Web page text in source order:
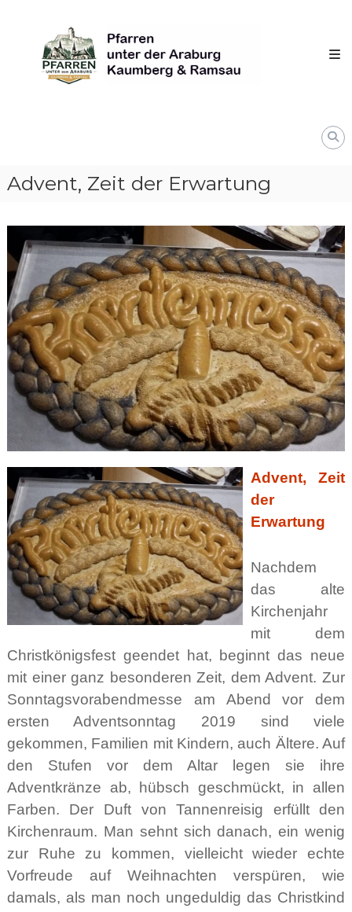
content
unter
derAraburg
Kaumberg
Advent, Zeit der Erwartung
Advent, Zeit
der
Erwartung
Nachdem
das alte
Kirchenjahr
mit dem
Christkönigsfest geendet hat, beginnt das neue
mit einer ganz besonderen Zeit, dem Advent. Zur
Sonntagsvorabendmesse am Abend vor dem
ersten Adventsonntag 2019 sind viele
gekommen, Familien mit Kindern, auch Ältere. Auf
den Stufen vor dem Altar legen sie ihre
Adventkränze ab, hübsch geschmückt, in allen
Farben. Der Duft von Tannenreisig erfüllt den
Kirchenraum. Man sehnt sich danach, ein wenig
zur Ruhe zu kommen, vielleicht wieder echte
Vorfreude auf Weihnachten verspüren, wie
damals, als man noch ungeduldig das Christkind